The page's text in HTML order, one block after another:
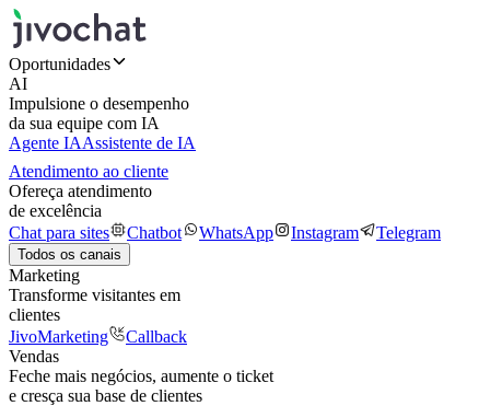
Oportunidades
AI
Impulsione o desempenho
da sua equipe com IA
Agente IAAssistente de IA
Atendimento ao cliente
Ofereça atendimento
de excelência
Chat para sites
Chatbot WhatsApp Instagram Telegram
Todos os canais
Marketing
Transforme visitantes em
clientes
JivoMarketing
Callback
Vendas
Feche mais negócios, aumente o ticket
e cresça sua base de clientes